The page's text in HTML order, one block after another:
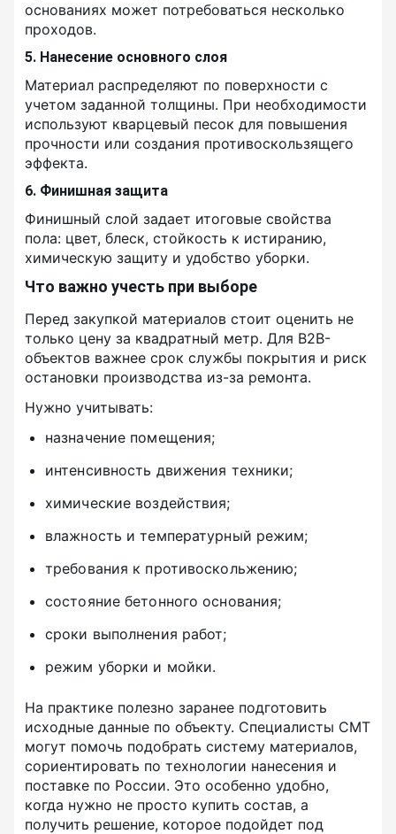
основаниях может потребоваться несколько
проходов.
5. Нанесение основного слоя
Материал распределяют по поверхности с
учетом заданной толщины. При необходимости
используют кварцевый песок для повышения
прочности или создания противоскользящего
эффекта.
6. Финишная защита
Финишный слой задает итоговые свойства
пола: цвет, блеск, стойкость к истиранию,
химическую защиту и удобство уборки.
Что важно учесть при выборе
Перед закупкой материалов стоит оценить не
только цену за квадратный метр. Для B2B-
объектов важнее срок службы покрытия и риск
остановки производства из-за ремонта.
Нужно учитывать:
назначение помещения;
интенсивность движения техники;
химические воздействия;
влажность и температурный режим;
требования к противоскольжению;
состояние бетонного основания;
сроки выполнения работ;
режим уборки и мойки.
На практике полезно заранее подготовить
исходные данные по объекту. Специалисты СМТ
могут помочь подобрать систему материалов,
сориентировать по технологии нанесения и
поставке по России. Это особенно удобно,
когда нужно не просто купить состав, а
получить решение, которое подойдет под